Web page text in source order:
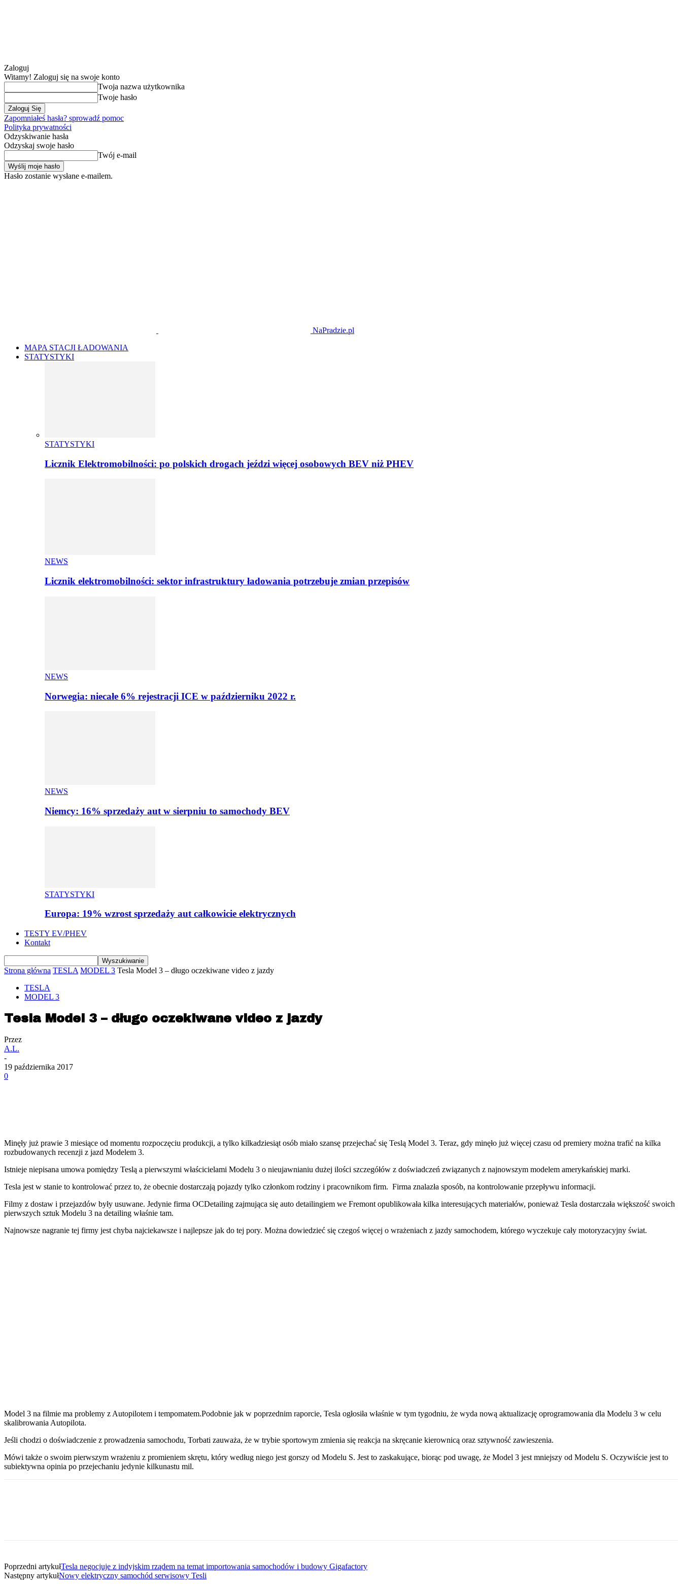
Zaloguj
Witamy! Zaloguj się na swoje konto
Twoja nazwa użytkownika
Twoje hasło
Zapomniałeś hasła? sprowadź pomoc
Polityka prywatności
Odzyskiwanie hasła
Odzyskaj swoje hasło
Twój e-mail
Hasło zostanie wysłane e-mailem.
NaPradzie.pl
MAPA STACJI ŁADOWANIA
STATYSTYKI
STATYSTYKI
Licznik Elektromobilności: po polskich drogach jeździ więcej osobowych BEV niż PHEV
NEWS
Licznik elektromobilności: sektor infrastruktury ładowania potrzebuje zmian przepisów
NEWS
Norwegia: niecałe 6% rejestracji ICE w październiku 2022 r.
NEWS
Niemcy: 16% sprzedaży aut w sierpniu to samochody BEV
STATYSTYKI
Europa: 19% wzrost sprzedaży aut całkowicie elektrycznych
TESTY EV/PHEV
Kontakt
Strona główna TESLA MODEL 3 Tesla Model 3 – długo oczekiwane video z jazdy
TESLA
MODEL 3
Tesla Model 3 – długo oczekiwane video z jazdy
Przez
A.L.
-
19 października 2017
0
Minęły już prawie 3 miesiące od momentu rozpoczęciu produkcji, a tylko kilkadziesiąt osób miało szansę przejechać się Teslą Model 3. Teraz, gdy minęło już więcej czasu od premiery można trafić na kilka
rozbudowanych recenzji z jazd Modelem 3.
Istnieje niepisana umowa pomiędzy Teslą a pierwszymi właścicielami Modelu 3 o nieujawnianiu dużej ilości szczegółów z doświadczeń związanych z najnowszym modelem amerykańskiej marki.
Tesla jest w stanie to kontrolować przez to, że obecnie dostarczają pojazdy tylko członkom rodziny i pracownikom firm. Firma znalazła sposób, na kontrolowanie przepływu informacji.
Filmy z dostaw i przejazdów były usuwane. Jedynie firma OCDetailing zajmująca się auto detailingiem we Fremont opublikowała kilka interesujących materiałów, ponieważ Tesla dostarczała większość swoich
pierwszych sztuk Modelu 3 na detailing właśnie tam.
Najnowsze nagranie tej firmy jest chyba najciekawsze i najlepsze jak do tej pory. Można dowiedzieć się czegoś więcej o wrażeniach z jazdy samochodem, którego wyczekuje cały motoryzacyjny świat.
Model 3 na filmie ma problemy z Autopilotem i tempomatem.Podobnie jak w poprzednim raporcie, Tesla ogłosiła właśnie w tym tygodniu, że wyda nową aktualizację oprogramowania dla Modelu 3 w celu
skalibrowania Autopilota.
Jeśli chodzi o doświadczenie z prowadzenia samochodu, Torbati zauważa, że w trybie sportowym zmienia się reakcja na skręcanie kierownicą oraz sztywność zawieszenia.
Mówi także o swoim pierwszym wrażeniu z promieniem skrętu, który według niego jest gorszy od Modelu S. Jest to zaskakujące, biorąc pod uwagę, że Model 3 jest mniejszy od Modelu S. Oczywiście jest to
subiektywna opinia po przejechaniu jedynie kilkunastu mil.
Poprzedni artykułTesla negocjuje z indyjskim rządem na temat importowania samochodów i budowy Gigafactory
Następny artykułNowy elektryczny samochód serwisowy Tesli